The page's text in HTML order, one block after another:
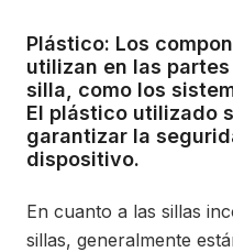
Plástico: Los
utilizan en las
silla, como los
El plástico utilizado
garantizar la
dispositivo.
En cuanto a las sillas
sillas, generalmente